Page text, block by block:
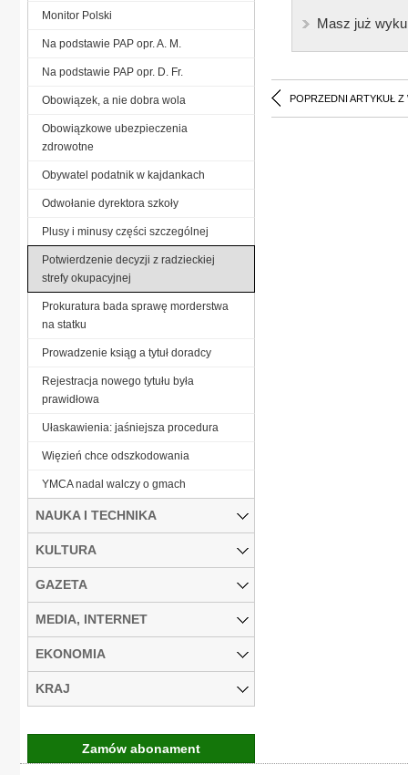
Masz już
POPRZEDNI ARTYKUŁ Z
Monitor Polski
Na podstawie PAP opr. A. M.
Na podstawie PAP opr. D. Fr.
Obowiązek, a nie dobra wola
Obowiązkowe ubezpieczenia
zdrowotne
Obywatel podatnik w kajdankach
Odwołanie dyrektora szkoły
Plusy i minusy części szczególnej
Potwierdzenie decyzji z radzieckiej
strefy okupacyjnej
Prokuratura bada sprawę morderstwa
na statku
Prowadzenie ksiąg a tytuł doradcy
Rejestracja nowego tytułu była
prawidłowa
Ułaskawienia: jaśniejsza procedura
Więzień chce odszkodowania
YMCA nadal walczy o gmach
NAUKA I TECHNIKA
KULTURA
GAZETA
MEDIA, INTERNET
EKONOMIA
KRAJ
Zamów abonament